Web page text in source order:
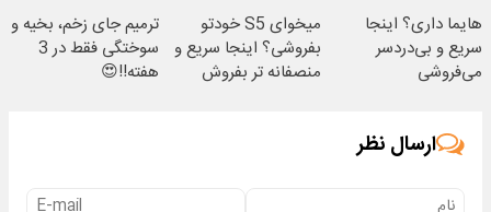
هایما داری؟ اینجا
سریع و بی‌دردسر
می‌فروشی
میخوای S5 خودتو
بفروشی؟ اینجا سریع و
منصفانه تر بفروش
ترمیم جای زخم، بخیه و
سوختگی فقط در 3
هفته!!😍
ارسال نظر